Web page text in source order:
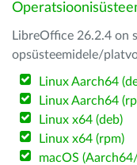
LibreOffice 26.2.4 on
opsüsteemidele/
Linux Aarch64
Linux Aarch64
Linux x64 (deb)
Linux x64 (rpm)
macOS